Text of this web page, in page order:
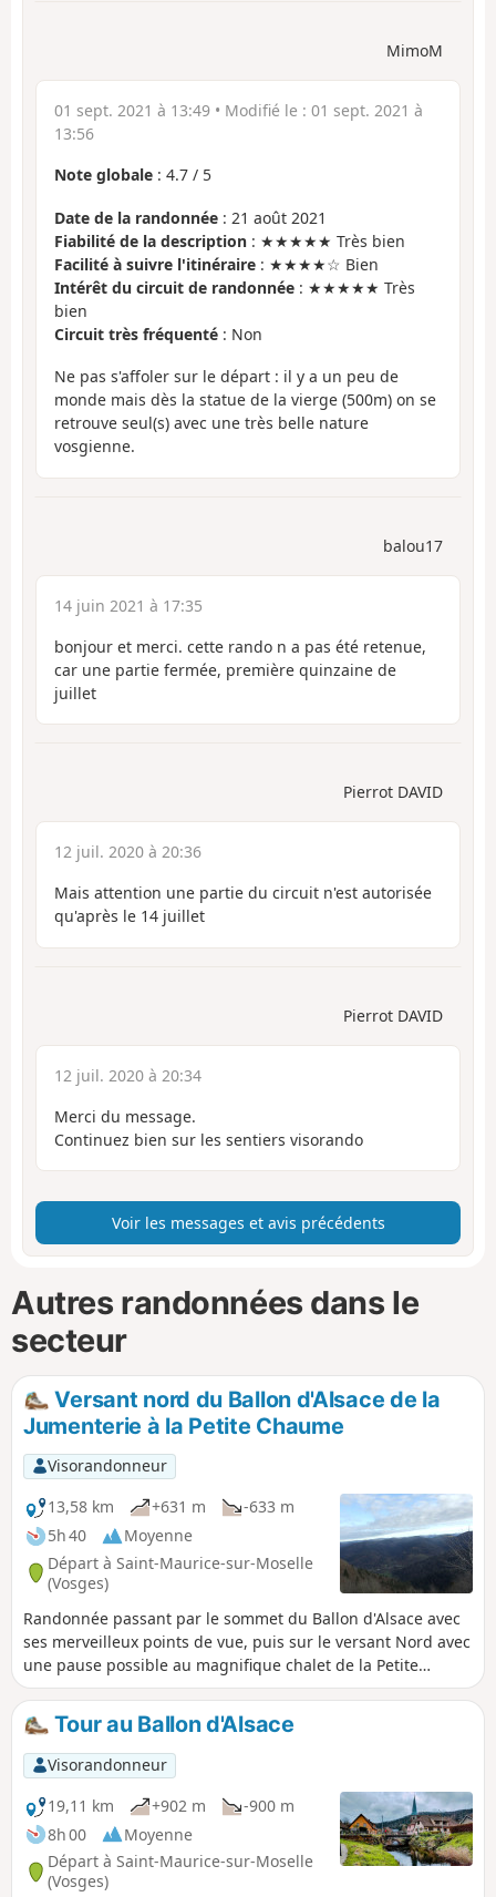
MimoM
01 sept. 2021 à 13:49 • Modifié le : 01 sept. 2021 à
13:56
Note globale : 4.7 / 5
Date de la randonnée : 21 août 2021
Fiabilité de la description : ★★★★★ Très bien
Facilité à suivre l'itinéraire : ★★★★☆ Bien
Intérêt du circuit de randonnée : ★★★★★ Très
bien
Circuit très fréquenté : Non
Ne pas s'affoler sur le départ : il y a un peu de
monde mais dès la statue de la vierge (500m) on se
retrouve seul(s) avec une très belle nature
vosgienne.
balou17
14 juin 2021 à 17:35
bonjour et merci. cette rando n a pas été retenue,
car une partie fermée, première quinzaine de
juillet
Pierrot DAVID
12 juil. 2020 à 20:36
Mais attention une partie du circuit n'est autorisée
qu'après le 14 juillet
Pierrot DAVID
12 juil. 2020 à 20:34
Merci du message.
Continuez bien sur les sentiers visorando
Voir les messages et avis précédents
Autres randonnées dans le
secteur
Versant nord du Ballon d'Alsace de la
Jumenterie à la Petite Chaume
Visorandonneur
13,58 km
+631 m
-633 m
5h 40
Moyenne
Départ à Saint-Maurice-sur-Moselle
(Vosges)
Randonnée passant par le sommet du Ballon d'Alsace avec
ses merveilleux points de vue, puis sur le versant Nord avec
une pause possible au magnifique chalet de la Petite
Chaume ou à la Baraque de Morteville. Dès que les
passerelles seront réparées possibilité de raccourcir en
passant par le superbe sentier sous les Roches de
Morteville.
Tour au Ballon d'Alsace
Visorandonneur
19,11 km
+902 m
-900 m
8h 00
Moyenne
Départ à Saint-Maurice-sur-Moselle
(Vosges)